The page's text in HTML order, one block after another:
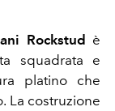
Rockstud è
squadrata e
platino che
La costruzione